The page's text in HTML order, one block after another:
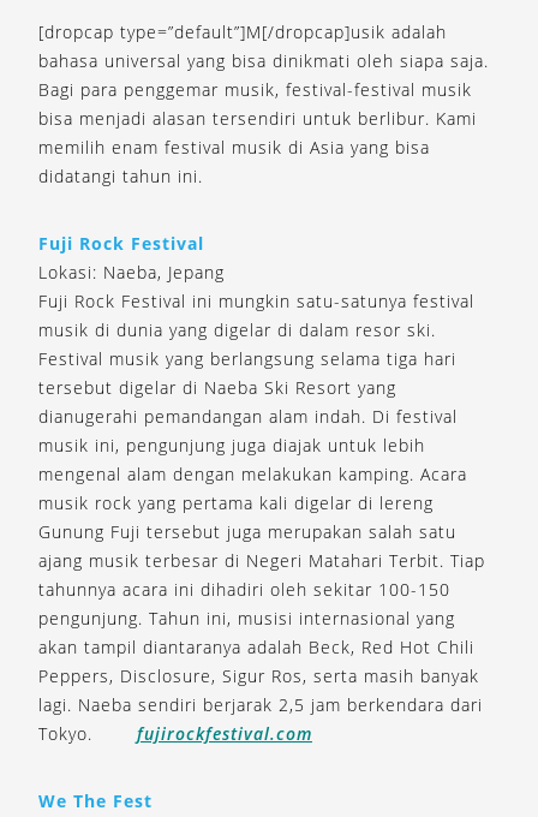
[dropcap type=”default”]M[/dropcap]usik adalah
bahasa universal yang bisa dinikmati oleh siapa saja.
Bagi para penggemar musik, festival-festival musik
bisa menjadi alasan tersendiri untuk berlibur. Kami
memilih enam festival musik di Asia yang bisa
didatangi tahun ini.
Fuji Rock Festival
Lokasi: Naeba, Jepang
Fuji Rock Festival ini mungkin satu-satunya festival
musik di dunia yang digelar di dalam resor ski.
Festival musik yang berlangsung selama tiga hari
tersebut digelar di Naeba Ski Resort yang
dianugerahi pemandangan alam indah. Di festival
musik ini, pengunjung juga diajak untuk lebih
mengenal alam dengan melakukan kamping. Acara
musik rock yang pertama kali digelar di lereng
Gunung Fuji tersebut juga merupakan salah satu
ajang musik terbesar di Negeri Matahari Terbit. Tiap
tahunnya acara ini dihadiri oleh sekitar 100-150
pengunjung. Tahun ini, musisi internasional yang
akan tampil diantaranya adalah Beck, Red Hot Chili
Peppers, Disclosure, Sigur Ros, serta masih banyak
lagi. Naeba sendiri berjarak 2,5 jam berkendara dari
Tokyo.
fujirockfestival.com
We The Fest